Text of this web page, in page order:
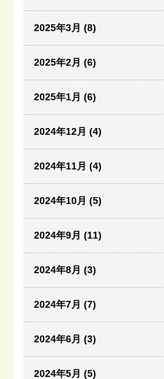
2025年3月 (8)
2025年2月 (6)
2025年1月 (6)
2024年12月 (4)
2024年11月 (4)
2024年10月 (5)
2024年9月 (11)
2024年8月 (3)
2024年7月 (7)
2024年6月 (3)
2024年5月 (5)